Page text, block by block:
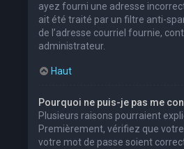
ayez fourni une adresse
ait été traité par un filtre anti-
de l’adresse courriel fournie,
administrateur.
Haut
Pourquoi ne puis-je pas me
Plusieurs raisons pourraient
Premièrement, vérifiez que
votre mot de passe soient